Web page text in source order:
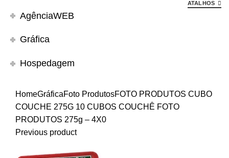
ATALHOS
AgênciaWEB
Gráfica
Hospedagem
HomeGráficaFoto ProdutosFOTO PRODUTOS CUBO
COUCHE 275G 10 CUBOS COUCHÊ FOTO
PRODUTOS 275g – 4X0
Previous product